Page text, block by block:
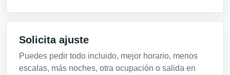
Solicita ajuste
Puedes pedir todo incluido, mejor horario, menos
escalas, más noches, otra ocupación o salida en